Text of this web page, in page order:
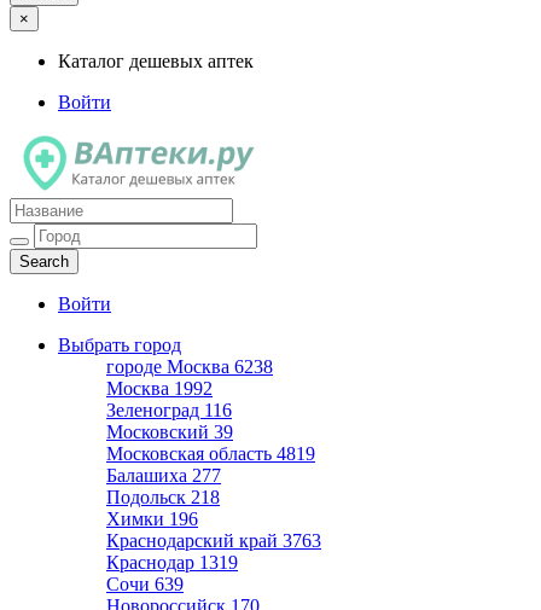
×
Каталог дешевых аптек
Войти
Каталог дешевых аптек
Войти
Выбрать город
городе Москва 6238
Москва 1992
Зеленоград 116
Московский 39
Московская область 4819
Балашиха 277
Подольск 218
Химки 196
Краснодарский край 3763
Краснодар 1319
Сочи 639
Новороссийск 170